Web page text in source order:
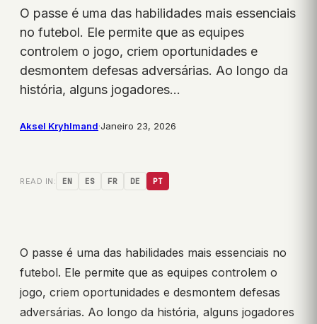
O passe é uma das habilidades mais essenciais
no futebol. Ele permite que as equipes
controlem o jogo, criem oportunidades e
desmontem defesas adversárias. Ao longo da
história, alguns jogadores…
Aksel Kryhlmand·Janeiro 23, 2026
READ IN: EN ES FR DE PT
O passe é uma das habilidades mais essenciais no
futebol. Ele permite que as equipes controlem o
jogo, criem oportunidades e desmontem defesas
adversárias. Ao longo da história, alguns jogadores